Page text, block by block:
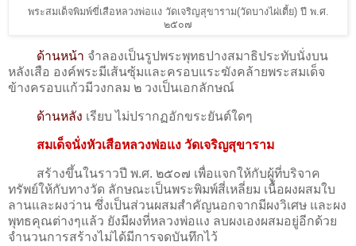
พระสมเด็จพิมพ์ขี่เสือหลวงพ่อแง วัดเจริญสุขาราม(วัดบางไผ่เตี้ย) ปี พ.ศ.
๒๕๐๗
ด้านหน้า จำลองเป็นรูปพระพุทธปางสมาธิประทับนั่งบน
หลังเสือ องค์พระมีเส้นซุ้มและครอบแระฆังคล้ายพระสมเด็จ
ข้างครอบแก้วมีวงกลม ๒ วงเป็นเอกลักษณ์
ด้านหลัง เรียบ ไม่ปรากฏอักขระยันต์ใดๆ
สมเด็จนั่งหัวเสือหลวงพ่อแง วัดเจริญสุขาราม
สร้างขึ้นในราวปี พ.ศ. ๒๕๐๗ เพื่อแจกให้กับผู้ที่บริจาค
ทรัพย์ให้กับทางวัด ลักษณะเป็นพระพิมพ์สี่เหลี่ยม เนื้อผงผสมใบ
ลานและผงว่าน ซึ่งเป็นส่วนผสมสำคัญนอกจากมีผงวิเศษ และผง
พุทธคุณต่างๆแล้ว ยังมีผงที่หลวงพ่อแง ลบผงเองผสมอยู่อีกด้วย
จำนวนการสร้างไม่ได้มีการจดบันทึกไว้